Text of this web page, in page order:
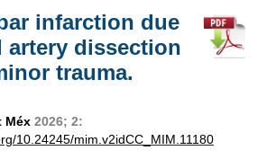
infarction due
artery dissection
trauma.
Méx 2026; 2:
10.24245/mim.v2idCC_MIM.11180